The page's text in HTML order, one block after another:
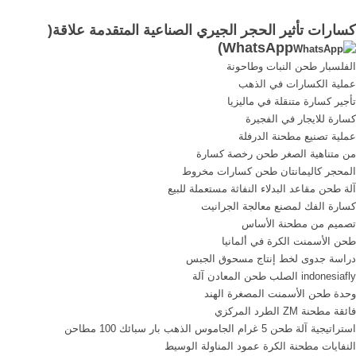
حصىKleevic. المحمولة
الرمال, إيجار كسارة الحجر
باندونغ, المصنعين آلة الطاحن
بنغالور محطم حجر merchine
محطم, ألمانيا آلة كسارة
الحجر, المصنعين آلة محطم في
تاميل .
كسارات تأثير الحجر الجيري الصناعية المتقدمة علاقة(
WhatsApp
)
الفلسبار طحن النبات وطاحونة
عملية الكسارات في الذهب
تأجير كسارة متنقلة في ماليزيا
كسارة للايجار في الفجيرة
عملية تصنيع مطحنة الدرفلة
من متناهية الصغر طحن رخصة كسارة
المحجر كاليمانتان طحن كسارات مخروط
آلة طحن مقاعد البدلاء النفاثة مستعملة للبيع
كسارة الفك لمصنع معالجة الجرانيت
تصميم من مطحنة الأساس
طحن الأسمنت الكرة في ألمانيا
دراسة جدوى لخط إنتاج مسحوق الجبس
indonesiafly الصلب طحن المعادن آلة
وحدة طحن الأسمنت المصغرة الهند
فائقة مطحنة ZM الطرد المركزي
استراتيجية آلة طحن 5 غرام الجاموس الذهب بار سبائك 100 مطاحن
النفايات مطحنة الكرة عمود المناولة الوسيط